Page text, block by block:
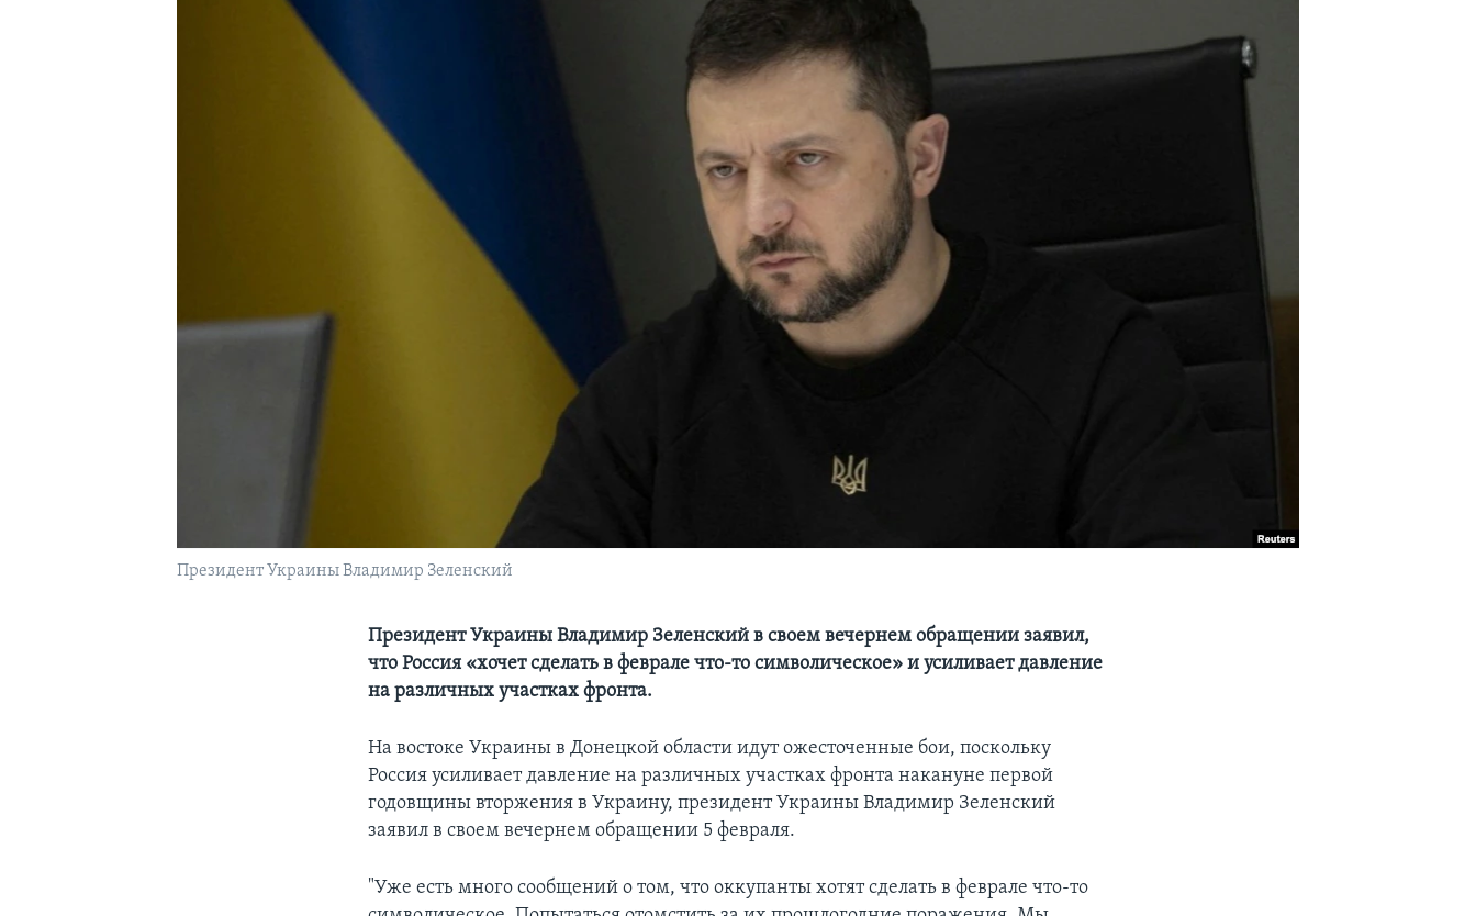
Президент Украины Владимир Зеленский
Президент Украины Владимир Зеленский в своем вечернем обращении заявил,
что Россия «хочет сделать в феврале что-то символическое» и усиливает давление
на различных участках фронта.
На востоке Украины в Донецкой области идут ожесточенные бои, поскольку
Россия усиливает давление на различных участках фронта накануне первой
годовщины вторжения в Украину, президент Украины Владимир Зеленский
заявил в своем вечернем обращении 5 февраля.
"Уже есть много сообщений о том, что оккупанты хотят сделать в феврале что-то